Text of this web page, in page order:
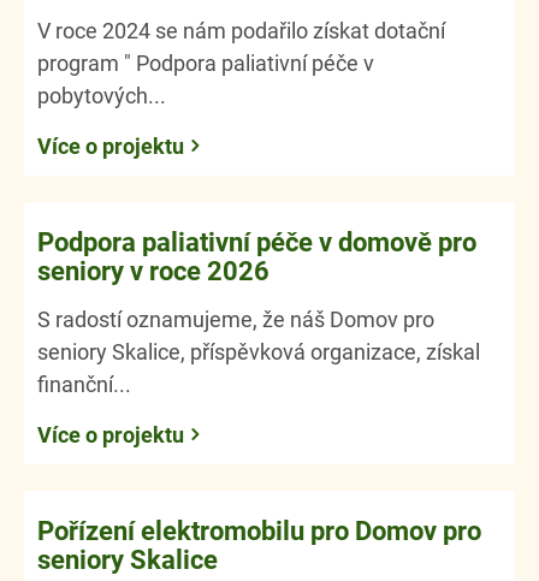
V roce 2024 se nám podařilo získat dotační
program " Podpora paliativní péče v
pobytových...
Více o projektu
Podpora paliativní péče v domově pro
seniory v roce 2026
S radostí oznamujeme, že náš Domov pro
seniory Skalice, příspěvková organizace, získal
finanční...
Více o projektu
Pořízení elektromobilu pro Domov pro
seniory Skalice